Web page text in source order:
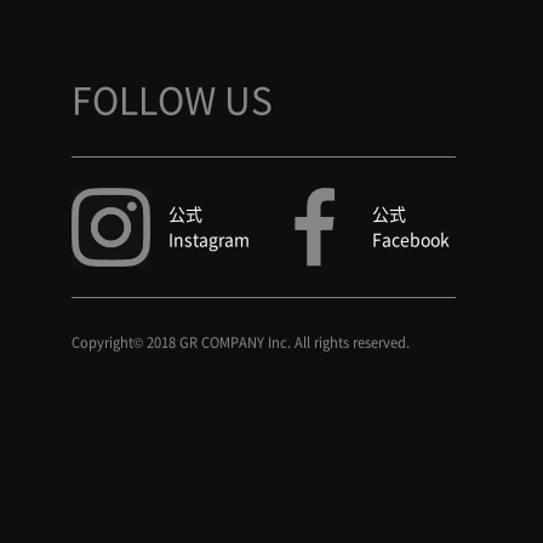
FOLLOW US
公式
Instagram
公式
Facebook
Copyright© 2018 GR COMPANY Inc. All rights reserved.